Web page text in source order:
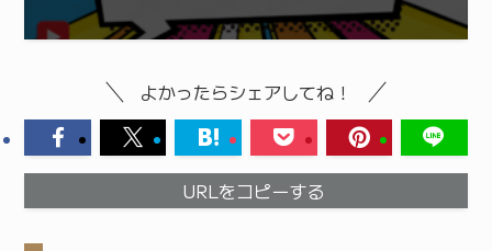
よかったらシェアしてね！
URLをコピーする